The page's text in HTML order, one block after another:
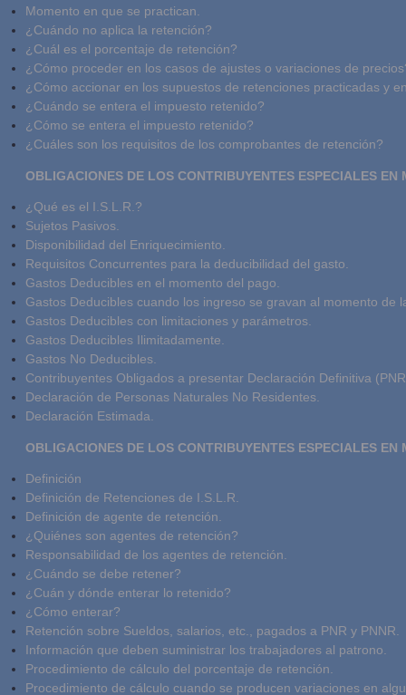
Momento en que se practican.
¿Cuándo no aplica la retención?
¿Cuál es el porcentaje de retención?
¿Cómo proceder en los casos de ajustes o variaciones de
¿Cómo accionar en los supuestos de retenciones practicadas y
¿Cuándo se entera el impuesto retenido?
¿Cómo se entera el impuesto retenido?
¿Cuáles son los requisitos de los comprobantes de retención?
OBLIGACIONES DE LOS CONTRIBUYENTES ESPECIALES EN
¿Qué es el I.S.L.R.?
Sujetos Pasivos.
Disponibilidad del Enriquecimiento.
Requisitos Concurrentes para la deducibilidad del gasto.
Gastos Deducibles en el momento del pago.
Gastos Deducibles cuando los ingreso se gravan al momento de
Gastos Deducibles con limitaciones y parámetros.
Gastos Deducibles Ilimitadamente.
Gastos No Deducibles.
Contribuyentes Obligados a presentar Declaración Definitiva
Declaración de Personas Naturales No Residentes.
Declaración Estimada.
OBLIGACIONES DE LOS CONTRIBUYENTES ESPECIALES EN
Definición
Definición de Retenciones de I.S.L.R.
Definición de agente de retención.
¿Quiénes son agentes de retención?
Responsabilidad de los agentes de retención.
¿Cuándo se debe retener?
¿Cuán y dónde enterar lo retenido?
¿Cómo enterar?
Retención sobre Sueldos, salarios, etc., pagados a PNR y PNNR.
Información que deben suministrar los trabajadores al patrono.
Procedimiento de cálculo del porcentaje de retención.
Procedimiento de cálculo cuando se producen variaciones en